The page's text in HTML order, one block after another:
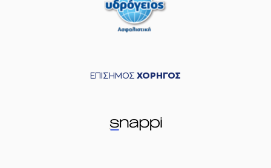
ΕΠΙΣΗΜΟΣ ΧΟΡΗΓΟΣ